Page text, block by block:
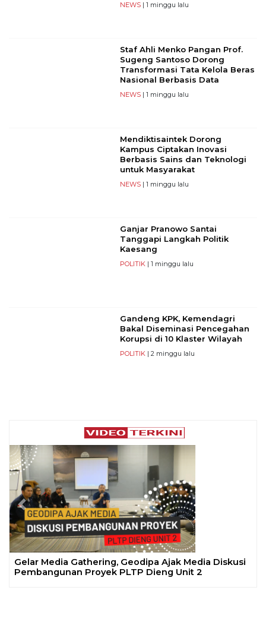
NEWS| 1 minggu lalu
Staf Ahli Menko Pangan Prof.
Sugeng Santoso Dorong
Transformasi Tata Kelola Beras
Nasional Berbasis Data
NEWS| 1 minggu lalu
Mendiktisaintek Dorong
Kampus Ciptakan Inovasi
Berbasis Sains dan Teknologi
untuk Masyarakat
NEWS| 1 minggu lalu
Ganjar Pranowo Santai
Tanggapi Langkah Politik
Kaesang
POLITIK| 1 minggu lalu
Gandeng KPK, Kemendagri
Bakal Diseminasi Pencegahan
Korupsi di 10 Klaster Wilayah
POLITIK| 2 minggu lalu
Gelar Media Gathering, Geodipa Ajak Media Diskusi
Pembangunan Proyek PLTP Dieng Unit 2
Previous